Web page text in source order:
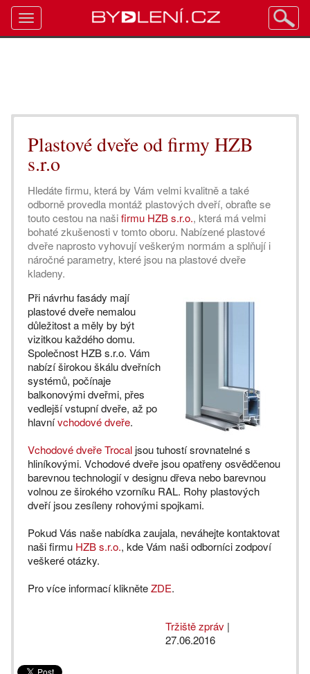
Plastové dveře od firmy HZB
s.r.o
Hledáte firmu, která by Vám velmi kvalitně a také
odborně provedla montáž plastových dveří, obraťte se
touto cestou na našifirmu HZB s.r.o., která má velmi
bohaté zkušenosti v tomto oboru. Nabízené plastové
dveře naprosto vyhovují veškerým normám a splňují i
náročné parametry, které jsou na plastové dveře
kladeny.
Při návrhu fasády mají
plastové dveře nemalou
důležitost a měly by být
vizitkou každého domu.
Společnost HZB s.r.o. Vám
nabízí širokou škálu dveřních
systémů, počínaje
balkonovými dveřmi, přes
vedlejší vstupní dveře, až po
hlavnívchodové dveře.
Vchodové dveře Trocal jsou tuhostí srovnatelné s
hliníkovými. Vchodové dveře jsou opatřeny osvědčenou
barevnou technologií v designu dřeva nebo barevnou
volnou ze širokého vzorníku RAL. Rohy plastových
dveří jsou zesíleny rohovými spojkami.
Pokud Vás naše nabídka zaujala, neváhejte kontaktovat
naši firmu HZB s.r.o., kde Vám naši odborníci zodpoví
veškeré otázky.
Pro více informací klikněteZDE.
Tržiště zpráv |
27.06.2016
Toggle
navigation